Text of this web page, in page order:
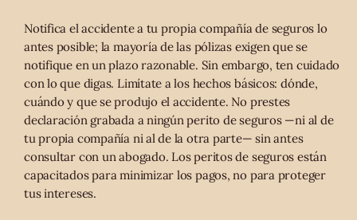
Notifica el accidente a tu propia compañía de seguros lo
antes posible; la mayoría de las pólizas exigen que se
notifique en un plazo razonable. Sin embargo, ten cuidado
con lo que digas. Limítate a los hechos básicos: dónde,
cuándo y que se produjo el accidente. No prestes
declaración grabada a ningún perito de seguros —ni al de
tu propia compañía ni al de la otra parte— sin antes
consultar con un abogado. Los peritos de seguros están
capacitados para minimizar los pagos, no para proteger
tus intereses.